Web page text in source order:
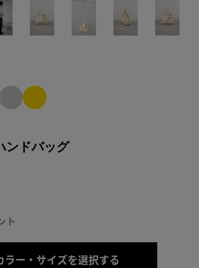
ンドバッグ
ト
ラー・サイズを選択する